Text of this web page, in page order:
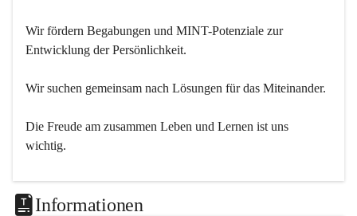
Wir fördern Begabungen und MINT-Potenziale zur
Entwicklung der Persönlichkeit.
Wir suchen gemeinsam nach Lösungen für das Miteinander.
Die Freude am zusammen Leben und Lernen ist uns
wichtig.
Informationen